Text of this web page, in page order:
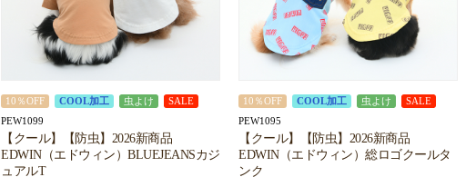
10％OFF COOL加工 虫よけ SALE
PEW1099
【クール】【防虫】2026新商品
EDWIN（エドウィン）BLUEJEANSカジ
ュアルT
10％OFF COOL加工 虫よけ SALE
PEW1095
【クール】【防虫】2026新商品
EDWIN（エドウィン）総ロゴクールタ
ンク